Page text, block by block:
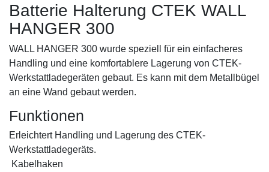
Batterie Halterung CTEK WALL
HANGER 300
WALL HANGER 300 wurde speziell für ein einfacheres
Handling und eine komfortablere Lagerung von CTEK-
Werkstattladegeräten gebaut. Es kann mit dem Metallbügel
an eine Wand gebaut werden.
Funktionen
Erleichtert Handling und Lagerung des CTEK-
Werkstattladegeräts.
 Kabelhaken